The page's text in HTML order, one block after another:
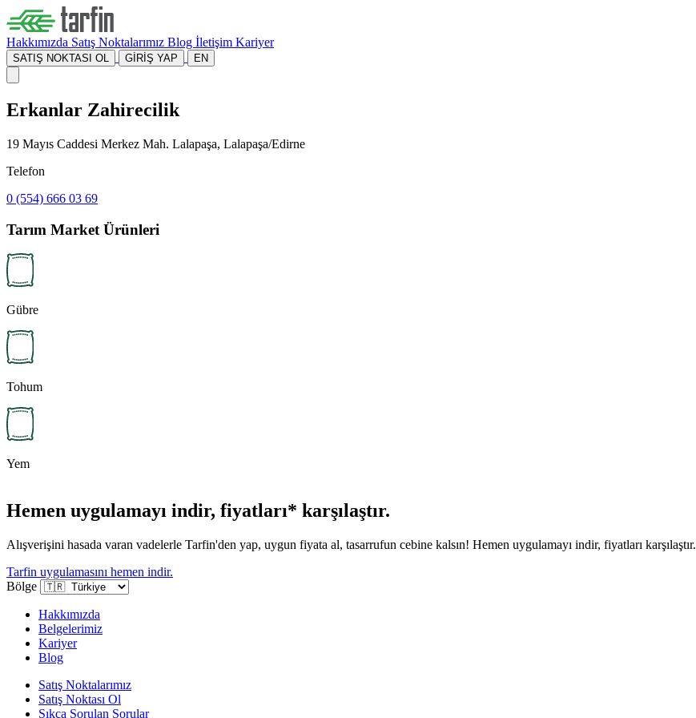
Hakkımızda Satış Noktalarımız Blog İletişim Kariyer
SATIŞ NOKTASI OL GİRİŞ YAP EN
Erkanlar Zahirecilik
19 Mayıs Caddesi Merkez Mah. Lalapaşa, Lalapaşa/Edirne
Telefon
0 (554) 666 03 69
Tarım Market Ürünleri
Gübre
Tohum
Yem
Hemen uygulamayı indir, fiyatları* karşılaştır.
Alışverişini hasada varan vadelerle Tarfin'den yap, uygun fiyata al, tasarrufun cebine kalsın! Hemen uygulamayı indir, fiyatları karşılaştır.
Tarfin uygulamasını hemen indir.
Bölge
Hakkımızda
Belgelerimiz
Kariyer
Blog
Satış Noktalarımız
Satış Noktası Ol
Sıkça Sorulan Sorular